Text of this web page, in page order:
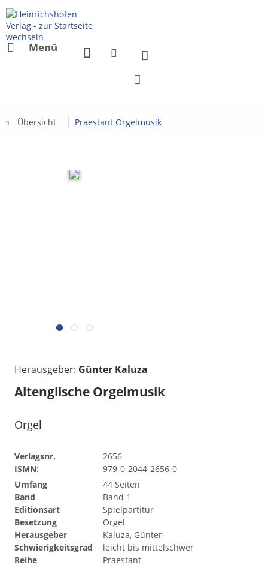
Menü
Übersicht Praestant Orgelmusik
Herausgeber: Günter Kaluza
Altenglische Orgelmusik
Orgel
Verlagsnr.
2656
ISMN:
979-0-2044-2656-0
Umfang
44 Seiten
Band
Band 1
Editionsart
Spielpartitur
Besetzung
Orgel
Herausgeber
Kaluza, Günter
Schwierigkeitsgrad
leicht bis mittelschwer
Reihe
Praestant